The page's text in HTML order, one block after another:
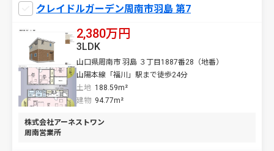
クレイドルガーデン周南市羽島 第7
2,380万円
山口県周南市 羽島 ３丁目1887番28（地番）
山陽本線「福川」駅まで徒歩24分
土地 188.59m²
3LDK
建物 94.77m²
株式会社アーネストワン
周南営業所